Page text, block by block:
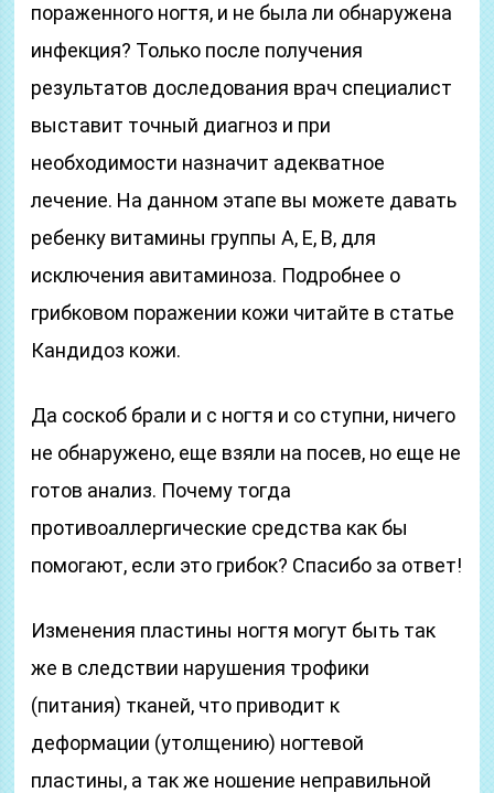
пораженного ногтя, и не была ли обнаружена
инфекция? Только после получения
результатов доследования врач специалист
выставит точный диагноз и при
необходимости назначит адекватное
лечение. На данном этапе вы можете давать
ребенку витамины группы А, Е, В, для
исключения авитаминоза. Подробнее о
грибковом поражении кожи читайте в статье
Кандидоз кожи.
Да соскоб брали и с ногтя и со ступни, ничего
не обнаружено, еще взяли на посев, но еще не
готов анализ. Почему тогда
противоаллергические средства как бы
помогают, если это грибок? Спасибо за ответ!
Изменения пластины ногтя могут быть так
же в следствии нарушения трофики
(питания) тканей, что приводит к
деформации (утолщению) ногтевой
пластины, а так же ношение неправильной